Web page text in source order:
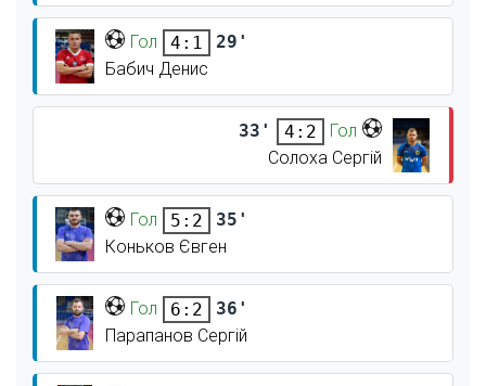
Гол 4:1
29'
Бабич Денис
33' 4:2
Гол
Солоха Сергій
Гол 5:2
35'
Коньков Євген
Гол 6:2
36'
Парапанов Сергій